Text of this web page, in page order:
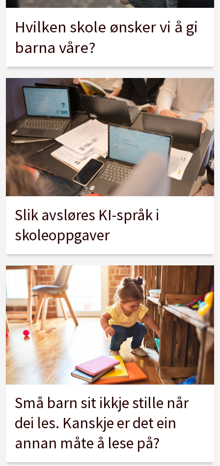
Hvilken skole ønsker vi å gi
barna våre?
Slik avsløres KI-språk i
skoleoppgaver
Små barn sit ikkje stille når
dei les. Kanskje er det ein
annan måte å lese på?